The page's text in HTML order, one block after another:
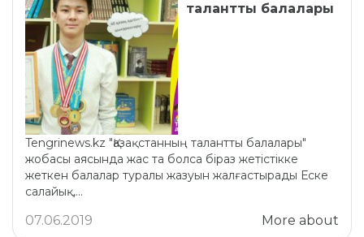
талантты балалары
Tengrinews.kz "Қазақстанның талантты балалары"
жобасы аясында жас та болса біраз жетістікке
жеткен балалар туралы жазуын жалғастырады Еске
салайық,...
More about
07.06.2019